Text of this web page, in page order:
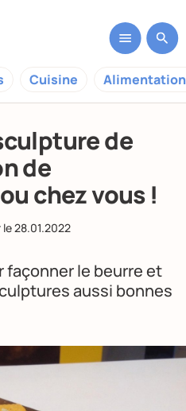
Cuisine
de
de
chez vous !
le28.01.2022
façonner le beurre et
aussi bonnes